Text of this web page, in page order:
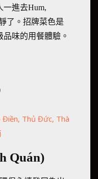
一進去Hum,
了。招牌菜色是
味的用餐體驗。
Thủ Đức, Thà
Quán)